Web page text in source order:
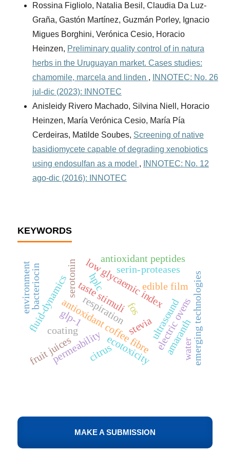
Rossina Figliolo, Natalia Besil, Claudia Da Luz-
Graña, Gastón Martínez, Guzmán Porley, Ignacio
Migues Borghini, Verónica Cesio, Horacio
Heinzen, Preliminary quality control of in natura
herbs in the Uruguayan market. Cases studies:
chamomile, marcela and linden ,
INNOTEC: No. 26
jul-dic (2023): INNOTEC
Anisleidy Rivero Machado, Silvina Niell, Horacio
Heinzen, María Verónica Cesio, María Pía
Cerdeiras, Matilde Soubes, Screening of native
basidiomycete capable of degrading xenobiotics
using endosulfan as a model ,
INNOTEC: No. 12
ago-dic (2016): INNOTEC
MAKE A SUBMISSION
KEYWORDS
antioxidant coffee fibre
fos
glp-1
low glycaemic index
serotonin
stevia
coating
edible film
permeability
respiration emerging technologies
fruit juices electric ovens
fluid-dynamics
amaranth
antioxidant peptides
taste stimuli
ultrasound
ecotoxicity
bacteriocin
environment
water
citrus
hplc
serin-proteases